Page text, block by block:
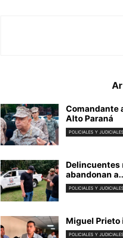
Comandante
Alto Paraná
POLICIALES Y
Delincuentes
abandonan
POLICIALES Y
Miguel Prieto
POLICIALES Y